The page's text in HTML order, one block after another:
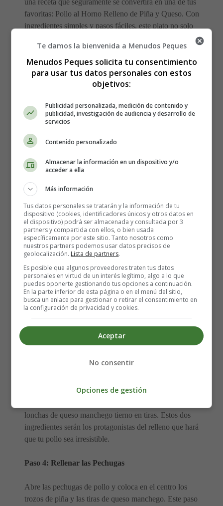
una receta que seguramente se convertirá en una de tus
favoritas: Pollo al Horno Relleno de Piña y Queso. Con
ingredientes simples y pasos fáciles, este plato no solo
como un chef experto. ¡Vamos a cocinar juntos!
Ingredientes:
5 pechugas de pollo deshuesadas
1 piña natural
2 cebollas
Red elástica o hilo para cocinar
Elaboración del Pollo al Horno
Relleno de Piña y Queso:
Paso 1: Preparación del Horno
Lo primero es precalentar el horno a 200ºC. Este paso
asegurará una cocción perfecta y sabrosa para nuestro
pollo.
Paso 2: Salpimentar las Pechugas
Mientras el horno se calienta, sazona las pechugas de
pollo al gusto con sal y pimienta. Este paso es crucial
lonchas de queso manchego tierno en tiras. Estos dos
ingredientes serán los protagonistas del relleno que hará
que tu pollo sea irresistible.
Paso 4: Rellenar las Pechugas
Abre las pechugas de pollo y coloca en el centro los
trozos de piña y las tiras de queso manchego. Este paso
Te damos la bienvenida a Menudos Peques
Menudos Peques solicita tu consentimiento
para usar tus datos personales con estos
objetivos:
Publicidad personalizada, medición de contenido y
publicidad, investigación de audiencia y desarrollo de
servicios
Contenido personalizado
Almacenar la información en un dispositivo y/o
acceder a ella
Más información
Tus datos personales se tratarán y la información de tu
dispositivo (cookies, identificadores únicos y otros datos en
el dispositivo) podrá ser almacenada y consultada por 3
partners y compartida con ellos, o bien usada
específicamente por este sitio. Tanto nosotros como
nuestros partners podemos usar datos precisos de
geolocalización. Lista de partners.
Es posible que algunos proveedores traten tus datos
personales en virtud de un interés legítimo, algo a lo que
puedes oponerte gestionando tus opciones a continuación.
En la parte inferior de esta página o en el menú del sitio,
busca un enlace para gestionar o retirar el consentimiento en
la configuración de privacidad y cookies.
Aceptar
No consentir
Opciones de gestión